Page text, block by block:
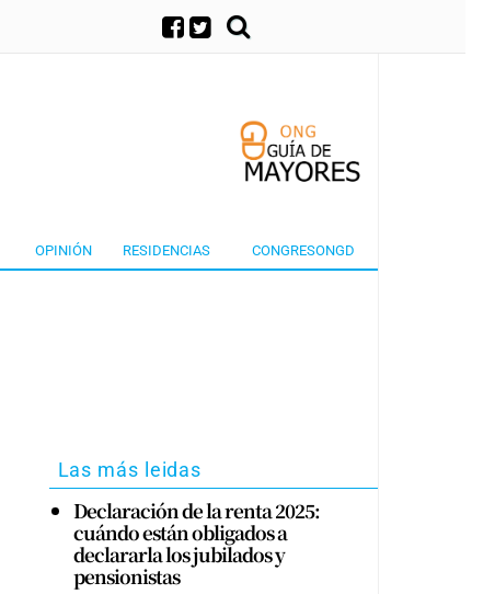
OPINIÓN RESIDENCIAS CONGRESONGD
Las más leidas
Declaración de la renta 2025:
cuándo están obligados a
declararla los jubilados y
pensionistas